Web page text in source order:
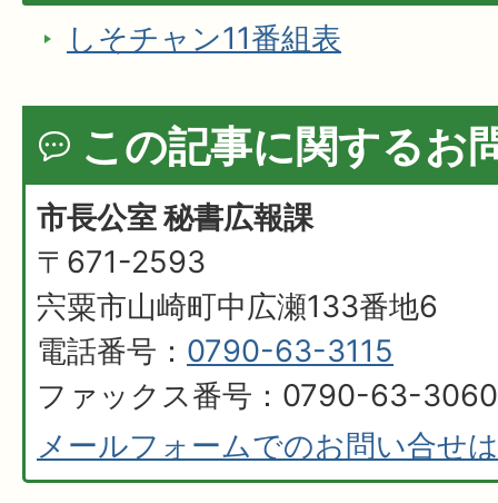
しそチャン11番組表
この記事に関するお
市長公室 秘書広報課
〒671-2593
宍粟市山崎町中広瀬133番地6
電話番号： 0790-63-3115
ファックス番号：0790-63-3060
メールフォームでのお問い合せ